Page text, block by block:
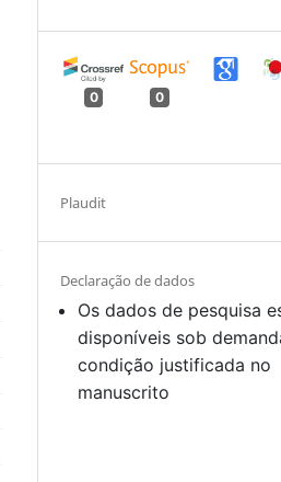
0 0
Plaudit
Declaração de dados
Os dados de pesquisa
disponíveis sob
condição justificada no
manuscrito